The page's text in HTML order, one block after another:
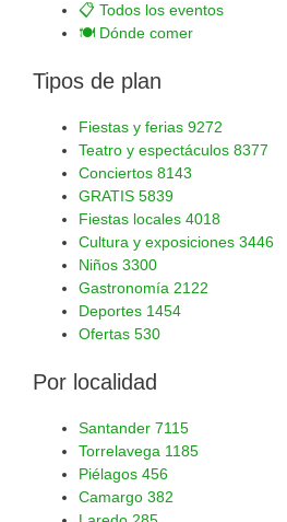
📋 Todos los eventos
🍽️ Dónde comer
Tipos de plan
Fiestas y ferias 9272
Teatro y espectáculos 8377
Conciertos 8143
GRATIS 5839
Fiestas locales 4018
Cultura y exposiciones 3446
Niños 3300
Gastronomía 2122
Deportes 1454
Ofertas 530
Por localidad
Santander 7115
Torrelavega 1185
Piélagos 456
Camargo 382